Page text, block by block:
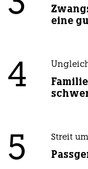
eine
4
5 Streit